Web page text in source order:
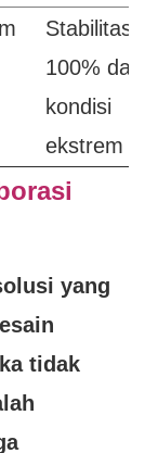
Stabilitas
100%
kondisi
ekstrem
yang
tidak